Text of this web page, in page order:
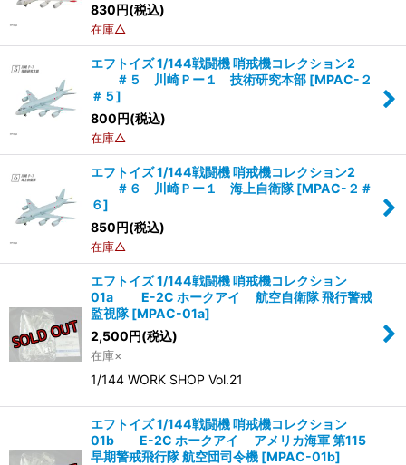
830円(税込)
在庫△
エフトイズ 1/144戦闘機 哨戒機コレクション2
＃５ 川崎Ｐー１ 技術研究本部 [MPAC-２
＃５]
800円(税込)
在庫△
エフトイズ 1/144戦闘機 哨戒機コレクション2
＃６ 川崎Ｐー１ 海上自衛隊 [MPAC-２＃
６]
850円(税込)
在庫△
エフトイズ 1/144戦闘機 哨戒機コレクション
01a E-2C ホークアイ 航空自衛隊 飛行警戒
監視隊 [MPAC-01a]
2,500円(税込)
在庫×
1/144 WORK SHOP Vol.21
エフトイズ 1/144戦闘機 哨戒機コレクション
01b E-2C ホークアイ アメリカ海軍 第115
早期警戒飛行隊 航空団司令機 [MPAC-01b]